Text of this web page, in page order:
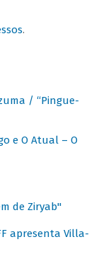
.
/ “Pingue-
e O Atual – O
de Ziryab"
apresenta Villa-